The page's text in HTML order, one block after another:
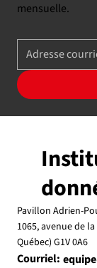
mensuelle.
Pavillon Adrien-
1065, avenue de
Québec) G1V 0A6
Courriel: